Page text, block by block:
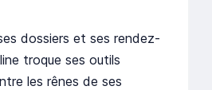
dossiers et ses rendez-
troque ses outils
les rênes de ses